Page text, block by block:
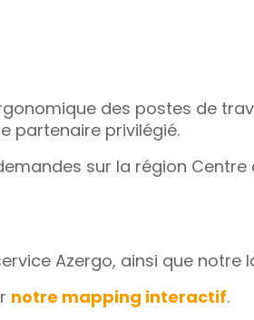
des postes de
partenaire privilégié.
sur la région
Azergo, ainsi que
notre mapping interactif.